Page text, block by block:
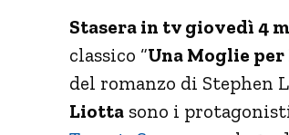
Stasera in tv giovedì 4
classico “Una Moglie per
del romanzo di Stephen
Liotta sono i